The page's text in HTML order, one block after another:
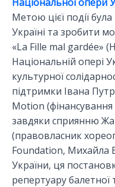
Метою цієї події
Україні та зробити
«La Fille mal gardée»
Національній опері
культурної
підтримки Івана
Motion (фінансування
завдяки сприянню
(правовласник
Foundation, Михайла
України, ця
репертуару